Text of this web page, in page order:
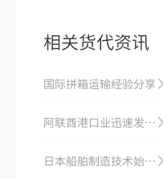
相关货代资讯
国际拼箱运输经验分享
阿联酋港口业迅速发展，成为全球重要船运中心之一
日本船舶制造技术始终处于世界领先水平